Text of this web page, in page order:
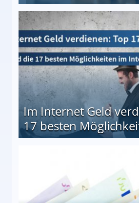
besten Möglichkeiten
Im Internet Geld
17 besten